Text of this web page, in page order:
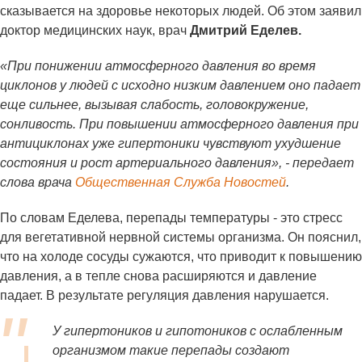
сказывается на здоровье некоторых людей. Об этом заявил
доктор медицинских наук, врач Дмитрий Еделев.
«При понижении атмосферного давления во время
циклонов у людей с исходно низким давлением оно падает
еще сильнее, вызывая слабость, головокружение,
сонливость. При повышении атмосферного давления при
антициклонах уже гипертоники чувствуют ухудшение
состояния и рост артериального давления», - передает
слова врача Общественная Служба Новостей.
По словам Еделева, перепады температуры - это стресс
для вегетативной нервной системы организма. Он пояснил,
что на холоде сосуды сужаются, что приводит к повышению
давления, а в тепле снова расширяются и давление
падает. В результате регуляция давления нарушается.
У гипертоников и гипотоников с ослабленным
организмом такие перепады создают